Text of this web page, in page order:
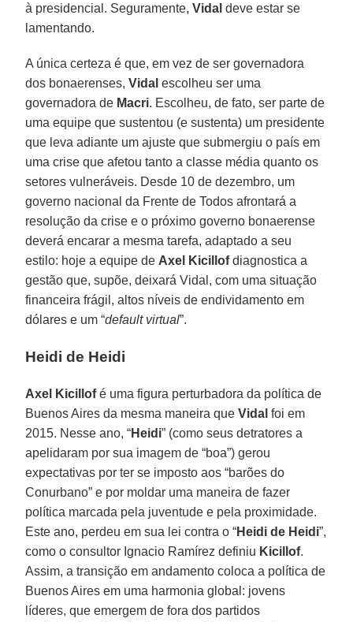
à presidencial. Seguramente,Vidal deve estar se
lamentando.
A única certeza é que, em vez de ser governadora
dos bonaerenses,Vidal escolheu ser uma
governadora de Macri. Escolheu, de fato, ser parte de
uma equipe que sustentou (e sustenta) um presidente
que leva adiante um ajuste que submergiu o país em
uma crise que afetou tanto a classe média quanto os
setores vulneráveis. Desde 10 de dezembro, um
governo nacional da Frente de Todos afrontará a
resolução da crise e o próximo governo bonaerense
deverá encarar a mesma tarefa, adaptado a seu
estilo: hoje a equipe de Axel Kicillofdiagnostica a
gestão que, supõe, deixará Vidal, com uma situação
financeira frágil, altos níveis de endividamento em
dólares e um “default virtual”.
Heidi de Heidi
Axel Kicillofé uma figura perturbadora da política de
Buenos Aires da mesma maneira queVidal foi em
2015. Nesse ano, “Heidi” (como seus detratores a
apelidaram por sua imagem de “boa”) gerou
expectativas por ter se imposto aos “barões do
Conurbano” e por moldar uma maneira de fazer
política marcada pela juventude e pela proximidade.
Este ano, perdeu em sua lei contra o “Heidi de Heidi”,
como o consultor Ignacio Ramírez definiu Kicillof.
Assim, a transição em andamento coloca a política de
Buenos Aires em uma harmonia global: jovens
líderes, que emergem de fora dos partidos